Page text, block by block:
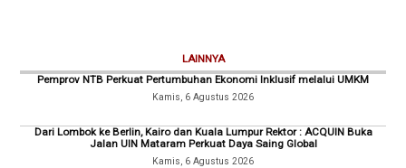
LAINNYA
Pemprov NTB Perkuat Pertumbuhan Ekonomi Inklusif melalui UMKM
Kamis, 6 Agustus 2026
Dari Lombok ke Berlin, Kairo dan Kuala Lumpur Rektor : ACQUIN Buka
Jalan UIN Mataram Perkuat Daya Saing Global
Kamis, 6 Agustus 2026